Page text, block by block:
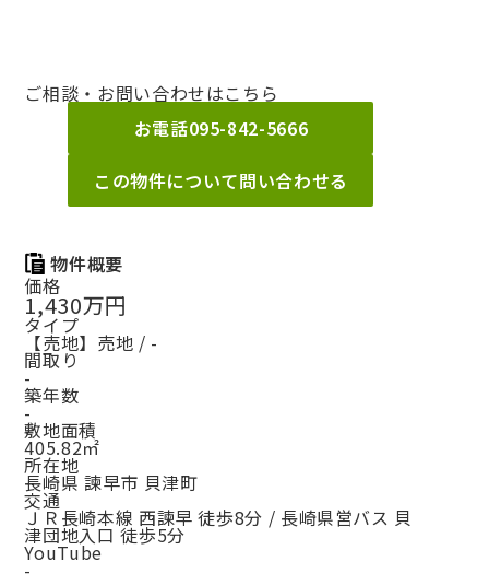
ご相談・お問い合わせはこちら
お電話095-842-5666
この物件について問い合わせる
物件概要
価格
1,430万円
タイプ
【売地】売地 / -
間取り
-
築年数
-
敷地面積
405.82㎡
所在地
長崎県 諫早市 貝津町
交通
ＪＲ長崎本線 西諫早 徒歩8分 / 長崎県営バス 貝
津団地入口 徒歩5分
YouTube
-